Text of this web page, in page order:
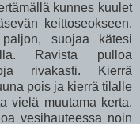
kunnes kuulet
keittoseokseen.
suojaa kätesi
Ravista pulloa
rivakasti. Kierrä
pois ja kierrä tilalle
vielä muutama kerta.
vesihauteessa noin